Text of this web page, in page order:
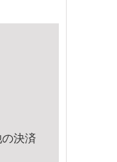
決済